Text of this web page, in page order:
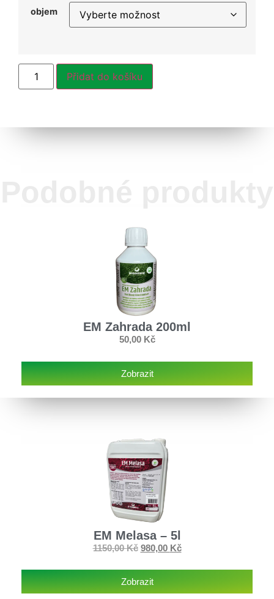
objem
Přidat do košíku
EM Zahrada 200ml
50,00 Kč
Zobrazit
EM Melasa – 5l
1150,00Kč 980,00 Kč
Zobrazit